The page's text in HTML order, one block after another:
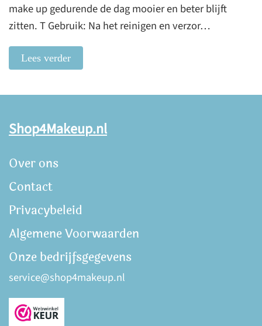
make up gedurende de dag mooier en beter blijft
zitten. T Gebruik: Na het reinigen en verzor…
Lees verder
Shop4Makeup.nl
Over ons
Contact
Privacybeleid
Algemene Voorwaarden
Onze bedrijfsgegevens
service@shop4makeup.nl